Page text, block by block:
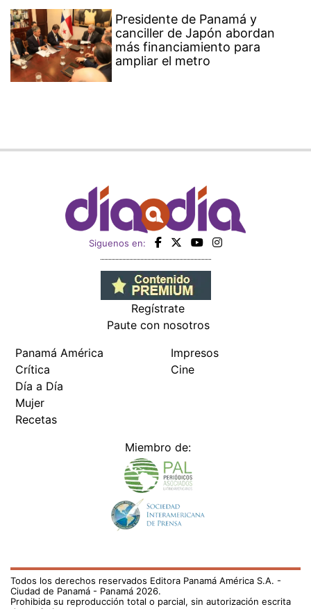
Presidente de Panamá y
canciller de Japón abordan
más financiamiento para
ampliar el metro
Siguenos en:
Regístrate
Paute con nosotros
Panamá América
Crítica
Día a Día
Mujer
Recetas
Impresos
Cine
Miembro de:
Todos los derechos reservados Editora Panamá América S.A. -
Ciudad de Panamá - Panamá 2026.
Prohibida su reproducción total o parcial, sin autorización escrita